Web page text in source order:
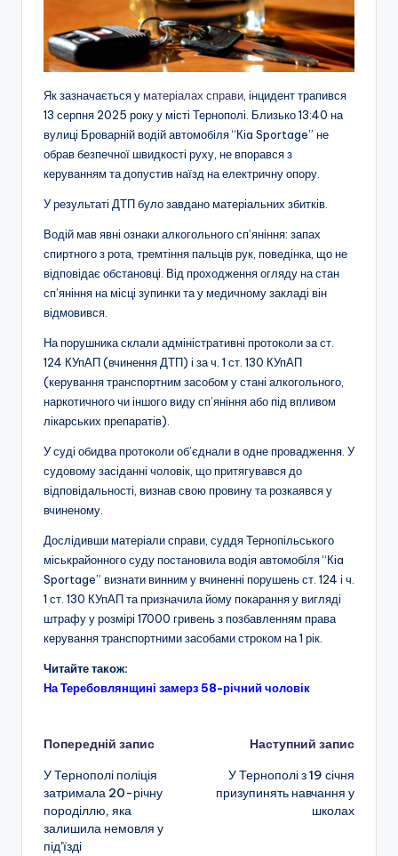
Як зазначається у матеріалах справи, інцидент трапився
13 серпня 2025 року у місті Тернополі. Близько 13:40 на
вулиці Броварній водій автомобіля “Кia Sportage” не
обрав безпечної швидкості руху, не впорався з
керуванням та допустив наїзд на електричну опору.
У результаті ДТП було завдано матеріальних збитків.
Водій мав явні ознаки алкогольного сп’яніння: запах
спиртного з рота, тремтіння пальців рук, поведінка, що не
відповідає обстановці. Від проходження огляду на стан
сп’яніння на місці зупинки та у медичному закладі він
відмовився.
На порушника склали адміністративні протоколи за ст.
124 КУпАП (вчинення ДТП) і за ч. 1 ст. 130 КУпАП
(керування транспортним засобом у стані алкогольного,
наркотичного чи іншого виду сп’яніння або під впливом
лікарських препаратів).
У суді обидва протоколи об’єднали в одне провадження. У
судовому засіданні чоловік, що притягувався до
відповідальності, визнав свою провину та розкаявся у
вчиненому.
Дослідивши матеріали справи, суддя Тернопільського
міськрайонного суду постановила водія автомобіля “Кia
Sportage” визнати винним у вчиненні порушень ст. 124 і ч.
1 ст. 130 КУпАП та призначила йому покарання у вигляді
штрафу у розмірі 17000 гривень з позбавленням права
керування транспортними засобами строком на 1 рік.
Читайте також:
На Теребовлянщині замерз 58-річний чоловік
Навігація
по
запису
Попередній запис
У Тернополі поліція
затримала 20-річну
породіллю, яка
залишила немовля у
під’їзді
Наступний запис
У Тернополі з 19 січня
призупинять навчання у
школах